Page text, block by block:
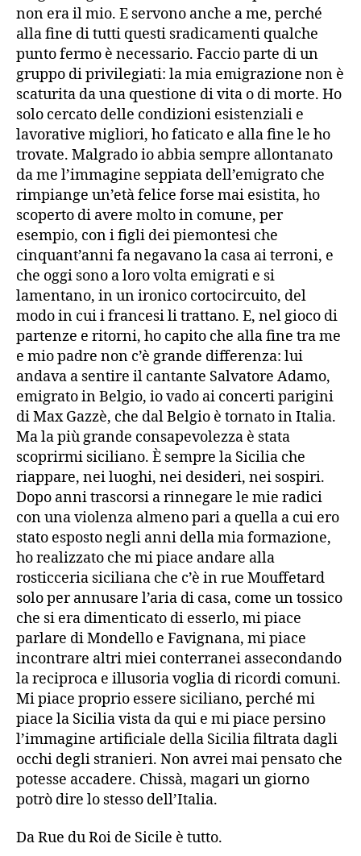
non era il mio. E servono anche a me, perché
alla fine di tutti questi sradicamenti qualche
punto fermo è necessario. Faccio parte di un
gruppo di privilegiati: la mia emigrazione non è
scaturita da una questione di vita o di morte. Ho
solo cercato delle condizioni esistenziali e
lavorative migliori, ho faticato e alla fine le ho
trovate. Malgrado io abbia sempre allontanato
da me l’immagine seppiata dell’emigrato che
rimpiange un’età felice forse mai esistita, ho
scoperto di avere molto in comune, per
esempio, con i figli dei piemontesi che
cinquant’anni fa negavano la casa ai terroni, e
che oggi sono a loro volta emigrati e si
lamentano, in un ironico cortocircuito, del
modo in cui i francesi li trattano. E, nel gioco di
partenze e ritorni, ho capito che alla fine tra me
e mio padre non c’è grande differenza: lui
andava a sentire il cantante Salvatore Adamo,
emigrato in Belgio, io vado ai concerti parigini
di Max Gazzè, che dal Belgio è tornato in Italia.
Ma la più grande consapevolezza è stata
scoprirmi siciliano. È sempre la Sicilia che
riappare, nei luoghi, nei desideri, nei sospiri.
Dopo anni trascorsi a rinnegare le mie radici
con una violenza almeno pari a quella a cui ero
stato esposto negli anni della mia formazione,
ho realizzato che mi piace andare alla
rosticceria siciliana che c’è in rue Mouffetard
solo per annusare l’aria di casa, come un tossico
che si era dimenticato di esserlo, mi piace
parlare di Mondello e Favignana, mi piace
incontrare altri miei conterranei assecondando
la reciproca e illusoria voglia di ricordi comuni.
Mi piace proprio essere siciliano, perché mi
piace la Sicilia vista da qui e mi piace persino
l’immagine artificiale della Sicilia filtrata dagli
occhi degli stranieri. Non avrei mai pensato che
potesse accadere. Chissà, magari un giorno
potrò dire lo stesso dell’Italia.
Da Rue du Roi de Sicile è tutto.